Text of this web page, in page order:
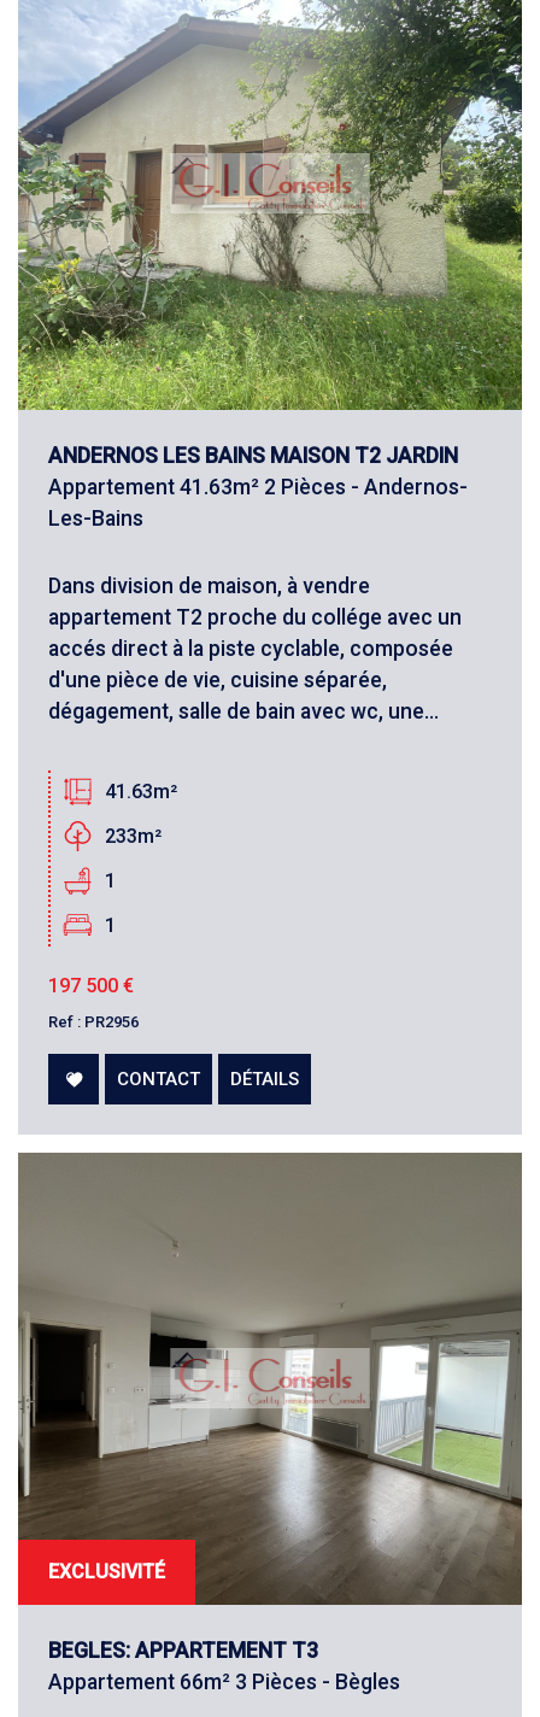
ANDERNOS LES BAINS MAISON T2 JARDIN
Appartement 41.63m² 2 Pièces - Andernos-
Les-Bains
Dans division de maison, à vendre
appartement T2 proche du collége avec un
accés direct à la piste cyclable, composée
d'une pièce de vie, cuisine séparée,
dégagement, salle de bain avec wc, une...
41.63m²
233m²
1
1
197 500 €
Ref : PR2956
CONTACT DÉTAILS
EXCLUSIVITÉ
BEGLES: APPARTEMENT T3
Appartement 66m² 3 Pièces - Bègles